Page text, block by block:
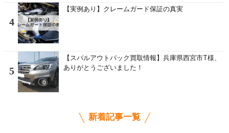
4
【実例あり】クレームガード保証の真実
5
【スバルアウトバック買取情報】兵庫県西宮市T様、
ありがとうございました！
新着記事一覧